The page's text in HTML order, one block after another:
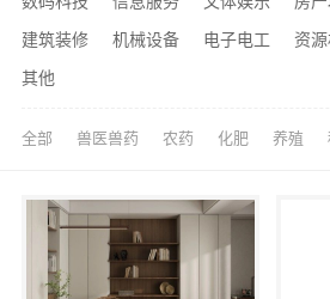
建筑装修
机械设备 电子电工 资
其他
全部 兽医兽药 农药 化肥 养殖